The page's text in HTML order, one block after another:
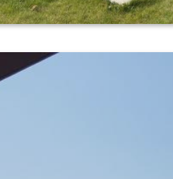
notre intervention
à Deauville : installation
automatique au sel et